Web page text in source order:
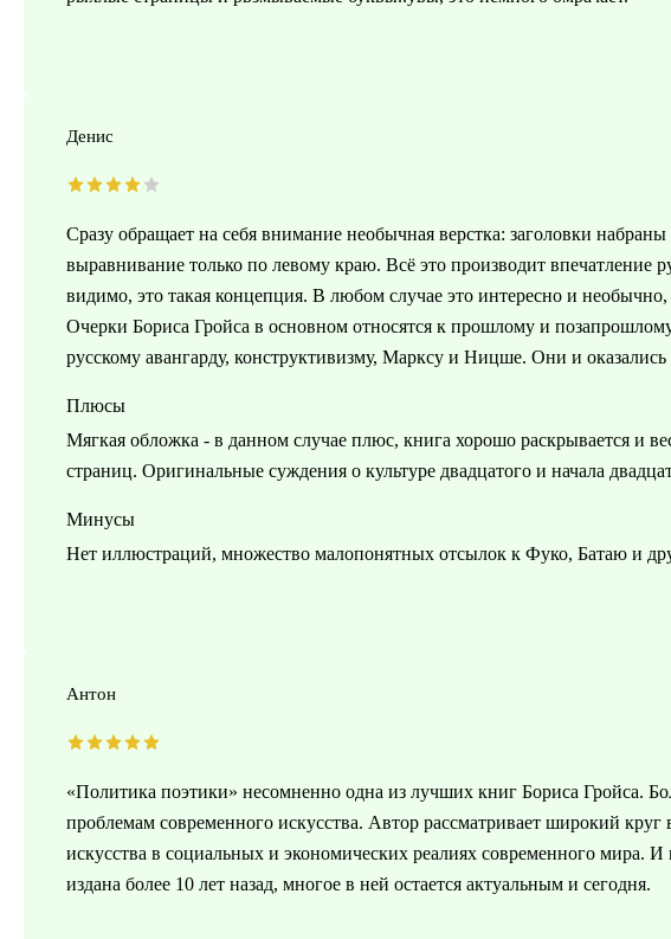
Денис
Сразу обращает на себя внимание необычная верстка: заголовки
выравнивание только по левому краю. Всё это производит впечатление
видимо, это такая концепция. В любом случае это интересно и
Очерки Бориса Гройса в основном относятся к прошлому и
русскому авангарду, конструктивизму, Марксу и Ницше. Они и
Плюсы
Мягкая обложка - в данном случае плюс, книга хорошо раскрывается и
страниц. Оригинальные суждения о культуре двадцатого и начала
Минусы
Нет иллюстраций, множество малопонятных отсылок к Фуко, Батаю и
Антон
«Политика поэтики» несомненно одна из лучших книг Бориса Гройса.
проблемам современного искусства. Автор рассматривает широкий
искусства в социальных и экономических реалиях современного мира.
издана более 10 лет назад, многое в ней остается актуальным и сегодня.